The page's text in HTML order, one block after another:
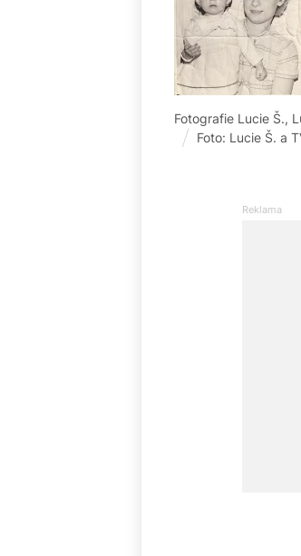
Fotografie Lucie Š.,
Foto: Lucie Š. a